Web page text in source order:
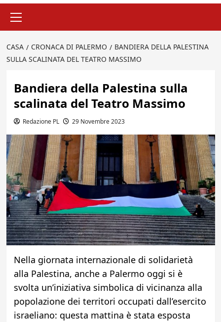
principale
CASA CRONACA DI PALERMO
BANDIERA DELLA PALESTINA
SULLA SCALINATA DEL TEATRO MASSIMO
Bandiera della Palestina sulla
scalinata del Teatro Massimo
Redazione PL 29 Novembre 2023
Nella giornata internazionale di solidarietà
alla Palestina, anche a Palermo oggi si è
svolta un’iniziativa simbolica di vicinanza alla
popolazione dei territori occupati dall’esercito
israeliano: questa mattina è stata esposta